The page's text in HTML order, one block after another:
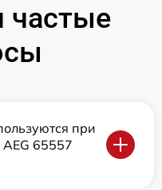
частые
при
65557